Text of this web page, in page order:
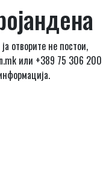
отворите не постои,
или +389 75 306 200